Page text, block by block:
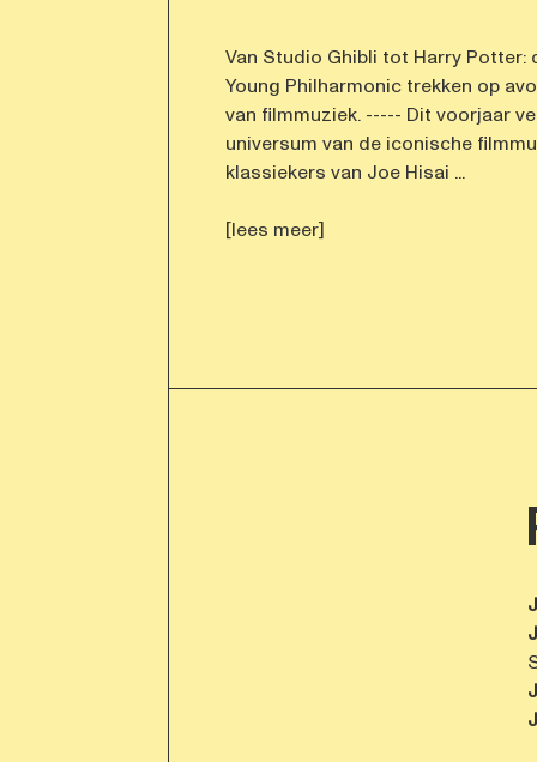
Van Studio Ghibli tot Harry Potter:
Young Philharmonic trekken op
van filmmuziek. ----- Dit voorjaar
universum van de iconische
klassiekers van Joe Hisai ...
[lees meer]